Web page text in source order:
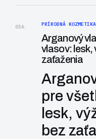
016 PRÍRODNÁ KOZMETIKA
Arganový
vlasov: lesk,
zaťaženia
pre
lesk,
bez